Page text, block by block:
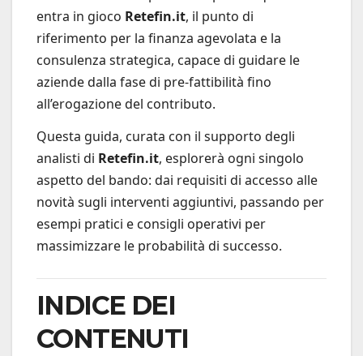
entra in gioco Retefin.it, il punto di
riferimento per la finanza agevolata e la
consulenza strategica, capace di guidare le
aziende dalla fase di pre-fattibilità fino
all’erogazione del contributo.
Questa guida, curata con il supporto degli
analisti di Retefin.it, esplorerà ogni singolo
aspetto del bando: dai requisiti di accesso alle
novità sugli interventi aggiuntivi, passando per
esempi pratici e consigli operativi per
massimizzare le probabilità di successo.
INDICE DEI
CONTENUTI